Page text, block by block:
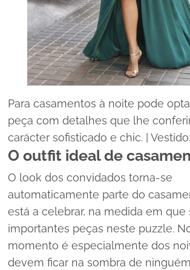
Para casamentos à noite pode
peça com detalhes que lhe
carácter sofisticado e chic. |
O outfit ideal de
O look dos convidados torna-se
automaticamente parte do
está a celebrar, na medida em que
importantes peças neste puzzle.
momento é especialmente dos
devem ficar na sombra de